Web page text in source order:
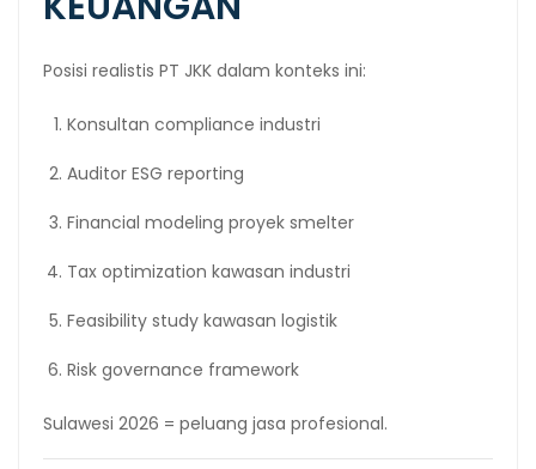
Posisi realistis PT JKK dalam konteks ini:
Konsultan compliance industri
Auditor ESG reporting
Financial modeling proyek smelter
Tax optimization kawasan industri
Feasibility study kawasan logistik
Risk governance framework
Sulawesi 2026 = peluang jasa profesional.